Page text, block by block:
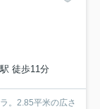
徒歩11分
。2.85平米の広さ